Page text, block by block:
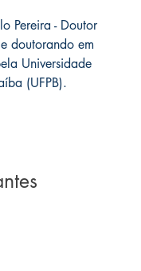
Pereira - Doutor
doutorando em
Universidade
(UFPB).